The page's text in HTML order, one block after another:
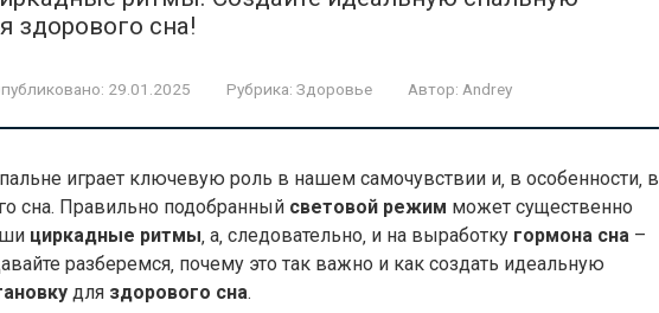
здорового сна!
29.01.2025 Рубрика: Здоровье Автор: Andrey
играет ключевую роль в нашем самочувствии и‚ в особенности‚ в
сна. Правильно подобранный световой режим может существенно
циркадные ритмы‚ а‚ следовательно‚ и на выработку гормона сна –
разберемся‚ почему это так важно и как создать идеальную
для здорового сна.